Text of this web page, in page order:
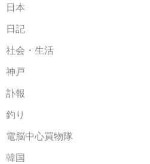
日本
日記
社会・生活
神戸
訃報
釣り
電脳中心買物隊
韓国